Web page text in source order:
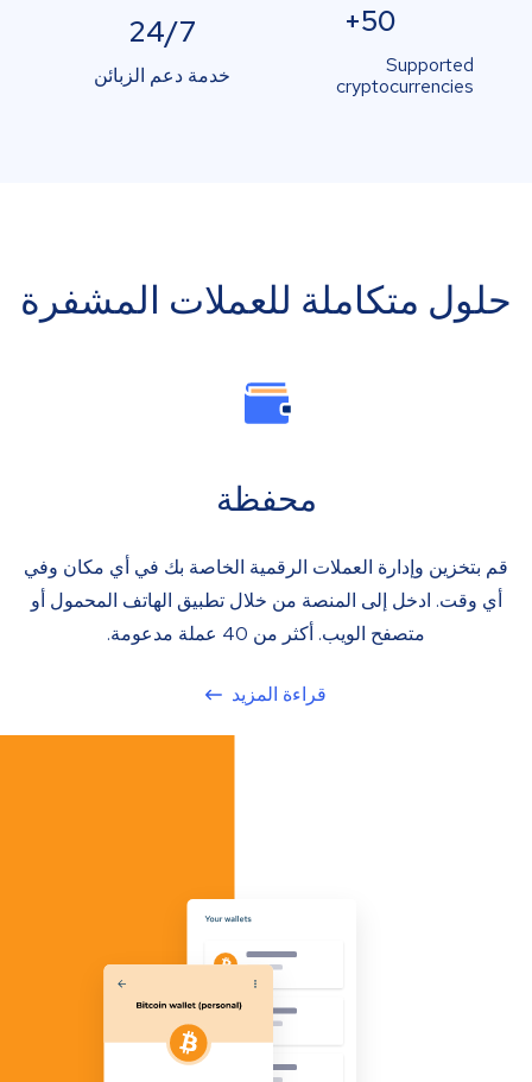
50+
Supported
cryptocurrencies
24/7
خدمة دعم الزبائن
حلول متكاملة للعملات المشفرة
محفظة
قم بتخزين وإدارة العملات الرقمية الخاصة بك في أي مكان وفي
أي وقت. ادخل إلى المنصة من خلال تطبيق الهاتف المحمول أو
متصفح الويب. أكثر من 40 عملة مدعومة.
قراءة المزيد